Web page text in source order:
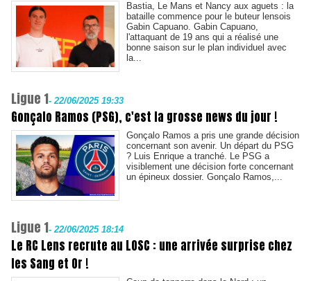
Bastia, Le Mans et Nancy aux aguets : la
bataille commence pour le buteur lensois
Gabin Capuano. Gabin Capuano,
l'attaquant de 19 ans qui a réalisé une
bonne saison sur le plan individuel avec
la...
Ligue 1- 22/06/2025 19:33
Gonçalo Ramos (PSG), c'est la grosse news du jour !
Gonçalo Ramos a pris une grande décision
concernant son avenir. Un départ du PSG
? Luis Enrique a tranché. Le PSG a
visiblement une décision forte concernant
un épineux dossier. Gonçalo Ramos,...
Ligue 1- 22/06/2025 18:14
Le RC Lens recrute au LOSC : une arrivée surprise chez
les Sang et Or !